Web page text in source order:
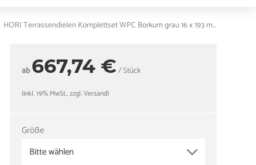
HORI Terrassendielen Komplettset WPC Borkum grau 16 x 193 mm
ab667,74 €/ Stück
(inkl. 19% MwSt., zzgl. Versand)
Größe
Bitte wählen